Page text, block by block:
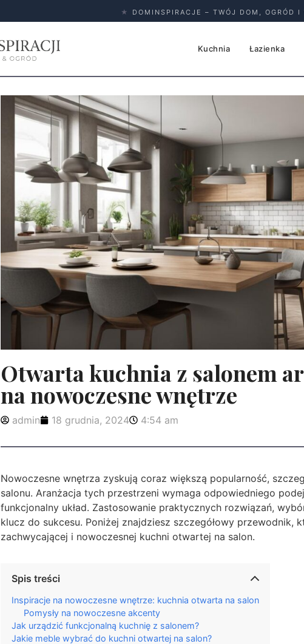
★ DOMINSPIRACJE – TWÓJ DOM, OGRÓD I
Kuchnia Łazienka
Otwarta kuchnia z salonem
na nowoczesne wnętrze
admin 18 grudnia, 2024 4:54 am
Nowoczesne wnętrza zyskują coraz większą popularność,
salonu. Aranżacja tych przestrzeni wymaga odpowiedniego
funkcjonalny układ. Zastosowanie praktycznych rozwiązań,
klucz do sukcesu. Poniżej znajdziesz szczegółowy przewodnik,
zachwycającej i nowoczesnej kuchni otwartej na salon.
Spis treści
Inspiracje na nowoczesne wnętrze: kuchnia otwarta na salon
Pomysły na nowoczesne akcenty
Jak urządzić funkcjonalną kuchnię z salonem?
Jakie meble wybrać do kuchni otwartej na salon?